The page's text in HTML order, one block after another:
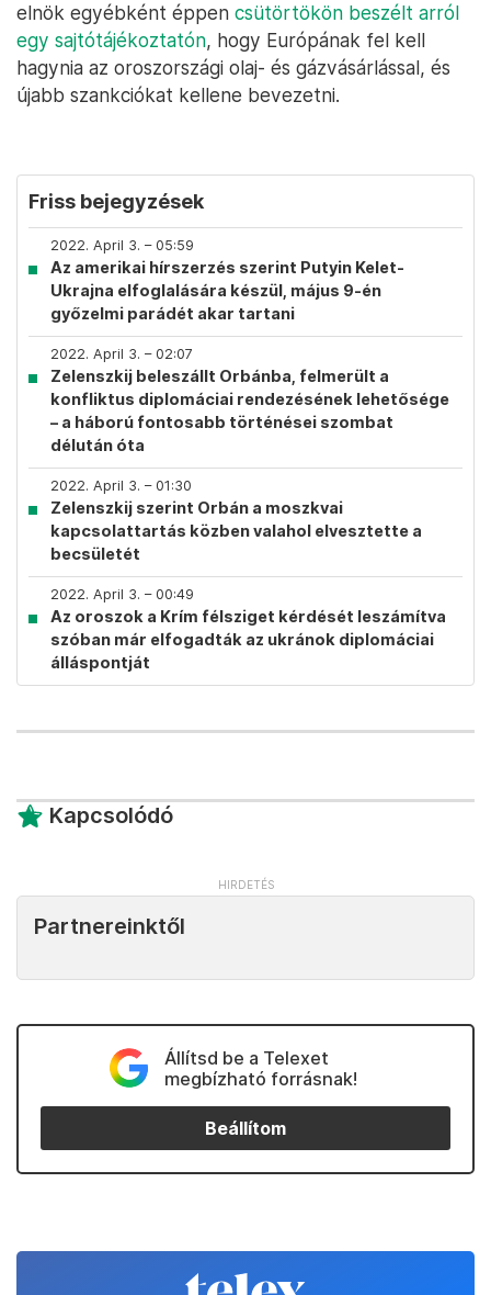
elnök egyébként éppen csütörtökön beszélt arról
egy sajtótájékoztatón, hogy Európának fel kell
hagynia az oroszországi olaj- és gázvásárlással, és
újabb szankciókat kellene bevezetni.
Friss bejegyzések
2022. April 3. – 05:59
Az amerikai hírszerzés szerint Putyin Kelet-
Ukrajna elfoglalására készül, május 9-én
győzelmi parádét akar tartani
2022. April 3. – 02:07
Zelenszkij beleszállt Orbánba, felmerült a
konfliktus diplomáciai rendezésének lehetősége
– a háború fontosabb történései szombat
délután óta
2022. April 3. – 01:30
Zelenszkij szerint Orbán a moszkvai
kapcsolattartás közben valahol elvesztette a
becsületét
2022. April 3. – 00:49
Az oroszok a Krím félsziget kérdését leszámítva
szóban már elfogadták az ukránok diplomáciai
álláspontját
Kapcsolódó
Partnereinktől
Állítsd be a Telexet
megbízható forrásnak!
Beállítom